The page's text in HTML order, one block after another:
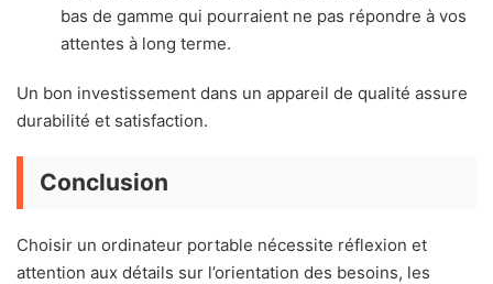
bas de gamme qui pourraient ne pas répondre à vos
attentes à long terme.
Un bon investissement dans un appareil de qualité assure
durabilité et satisfaction.
Conclusion
Choisir un ordinateur portable nécessite réflexion et
attention aux détails sur l’orientation des besoins, les